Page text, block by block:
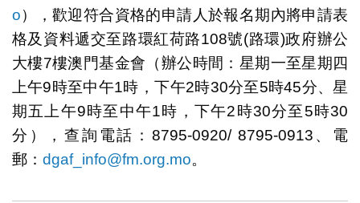
o），歡迎符合資格的申請人於報名期內將申請表
格及資料遞交至路環紅荷路108號(路環)政府辦公
大樓7樓澳門基金會（辦公時間：星期一至星期四
上午9時至中午1時，下午2時30分至5時45分、星
期五上午9時至中午1時，下午2時30分至5時30
分），查詢電話：8795-0920/ 8795-0913、電
郵： dgaf_info@fm.org.mo。